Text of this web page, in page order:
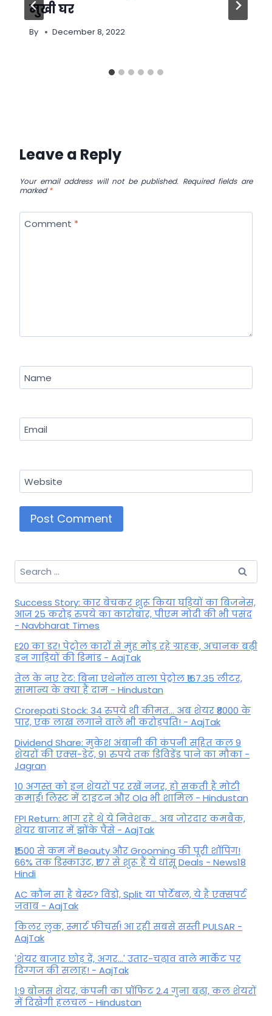
मुखी घर
By December 8, 2022
Leave a Reply
Your email address will not be published. Required fields are
marked*
Comment *
Name
Email
Website
Search
for:
Success Story: कार बेचकर शुरू किया घड़ियों का बिजनेस,
आज 25 करोड़ रुपये का कारोबार, पीएम मोदी की भी पसंद
- Navbharat Times
E20 का डर! पेट्रोल कारों से मुंह मोड़ रहे ग्राहक, अचानक बढ़ी
इन गाड़ियों की डिमांड - AajTak
तेल के नए रेट: बिना एथेनॉल वाला पेट्रोल ₹167.35 लीटर,
सामान्य के क्या हैं दाम - Hindustan
Crorepati Stock: 34 रुपये थी कीमत... अब शेयर ₹8000 के
पार, एक लाख लगाने वाले भी करोड़पति! - AajTak
Dividend Share: मुकेश अंबानी की कंपनी सहित कल 9
शेयरों की एक्स-डेट, 91 रुपये तक डिविडेंड पाने का मौका -
Jagran
10 अगस्त को इन शेयरों पर रखें नजर, हो सकती है मोटी
कमाई! लिस्ट में टाइटन और Ola भी शामिल - Hindustan
FPI Return: भाग रहे थे ये निवेशक... अब जोरदार कमबैक,
शेयर बाजार में झोंके पैसे - AajTak
₹1500 से कम में Beauty और Grooming की पूरी शॉपिंग!
66% तक डिस्काउंट, ₹177 से शुरू हैं ये धांसू Deals - News18
Hindi
AC कौन सा है बेस्ट? विंडो, Split या पोर्टेबल, ये है एक्सपर्ट
जवाब - AajTak
किलर लुक, स्मार्ट फीचर्स! आ रही सबसे सस्ती PULSAR -
AajTak
'शेयर बाजार छोड़ दें, अगर...' उतार-चढ़ाव वाले मार्केट पर
दिग्‍गज की सलाह! - AajTak
1:9 बोनस शेयर, कंपनी का प्रॉफिट 2.4 गुना बढ़ा, कल शेयरों
में दिखेगी हलचल - Hindustan